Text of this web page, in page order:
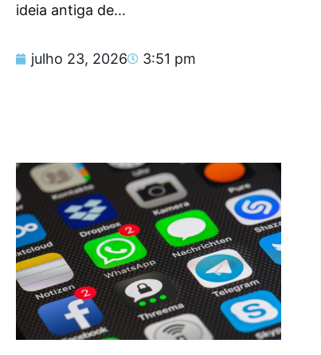
ideia antiga de...
julho 23, 2026 3:51 pm